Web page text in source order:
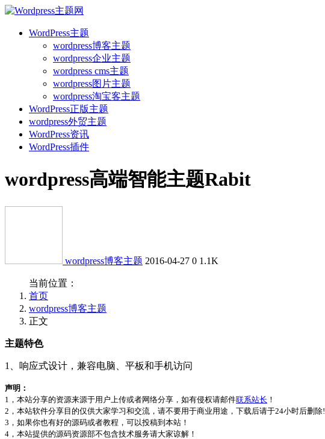
WordPress主题
wordpress博客主题
wordpress企业主题
wordpress cms主题
wordpress图片主题
wordpress淘宝客主题
WordPress正版主题
wordpress外贸主题
WordPress资讯
WordPress插件
wordpress高端智能主题Rabit
wordpress博客主题 2016-04-27 0 1.1K
当前位置：
首页
wordpress博客主题
正文
主题特色
1、响应式设计，兼容电脑、平板和手机访问
声明：
1，本站分享的资源来源于用户上传或者网络分享，如有侵权请邮件联系站长 ！
2，本站软件分享目的仅供大家学习和交流，请不要用于商业用途，下载后请于24小时后删除!
3，如果你也有好的源码或者教程，可以投稿到本站！
4，本站提供的源码资源部不包含技术服务请大家谅解！